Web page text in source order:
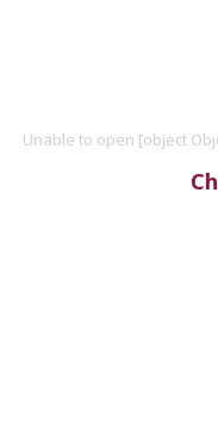
Unable to open [object